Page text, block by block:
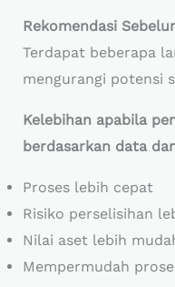
Rekomendasi
Terdapat beberapa
mengurangi potensi
Kelebihan apabila
berdasarkan data
Proses lebih cepat
Risiko perselisihan
Nilai aset lebih
Mempermudah